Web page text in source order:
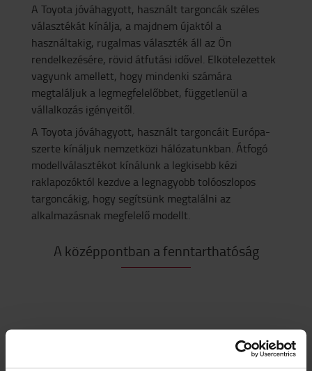
A Toyota jóváhagyott, használt targoncák széles
választékát kínálja, a majdnem újaktól a
használtakig, rugalmas választék áll az Ön
rendelkezésére, rövid átfutási idővel. Elkötelezettek
vagyunk amellett, hogy mindenki számára
megtaláljuk a legmegfelelőbbet, függetlenül a
vállalkozás igényeitől.
A Toyota jóváhagyott, használt targoncáit Európa-
szerte kínáljuk nemzetközi hálózatunkban. Átfogó
modellválasztékot kínálunk a legkisebb kézi
raklapozóktól kezdve a legnagyobb tolóoszlopos
targoncákig, hogy segítsünk megtalálni az
alkalmazásnak megfelelő modellt.
A középpontban a fenntarthatóság